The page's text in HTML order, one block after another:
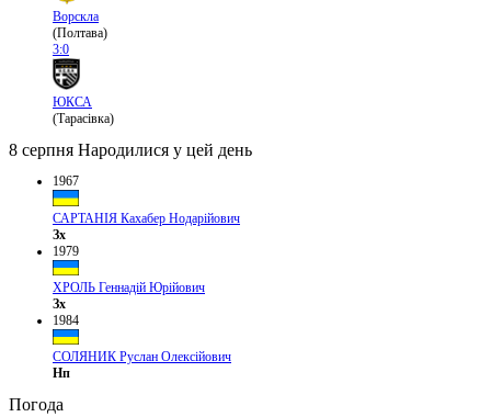
Ворскла
(Полтава)
3:0
ЮКСА
(Тарасівка)
8 серпня Народилися у цей день
1967
САРТАНІЯ Кахабер Нодарійович
Зх
1979
ХРОЛЬ Геннадій Юрійович
Зх
1984
СОЛЯНИК Руслан Олексійович
Нп
Погода